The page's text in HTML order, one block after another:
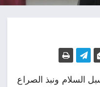
السلام ونبذ الصراع